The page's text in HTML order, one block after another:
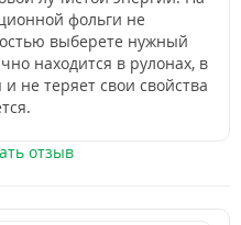
фольги не
выберете нужный
находится в рулонах, в
не теряет свои свойства
отзыв